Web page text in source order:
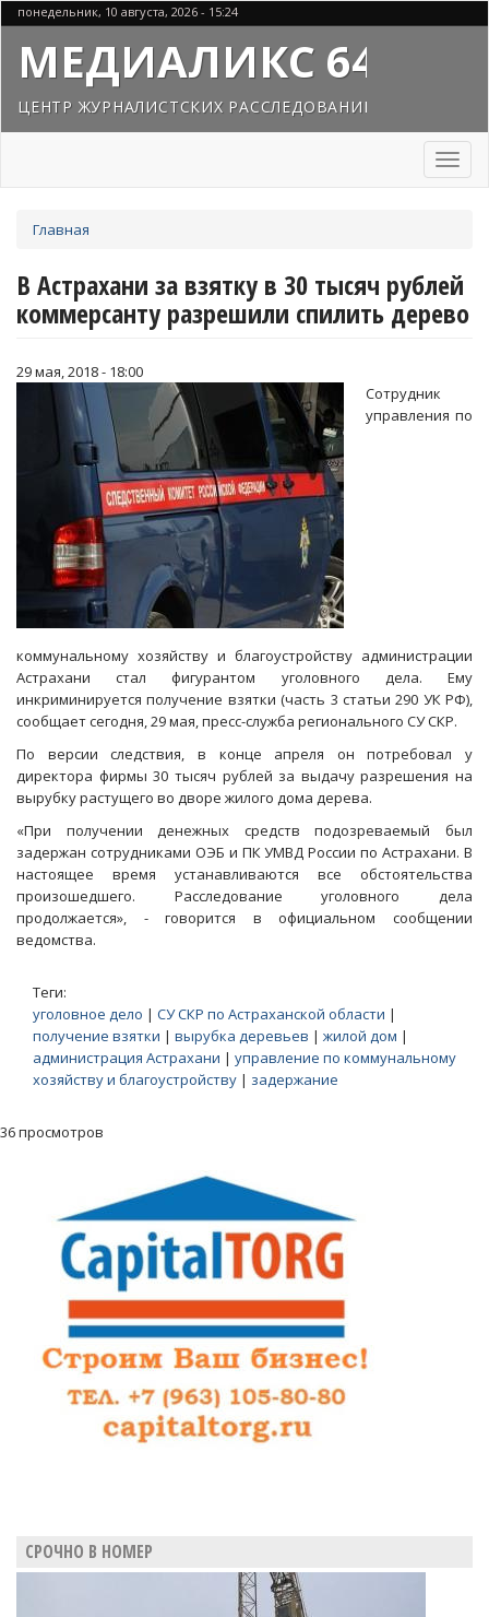
Перейти
к
основному
содержанию
понедельник, 10 августа, 2026 - 15:24
МЕДИАЛИКС 64
ЦЕНТР ЖУРНАЛИСТСКИХ РАССЛЕДОВАНИЙ
Toggle
здесь
Главная
В Астрахани за взятку в 30 тысяч рублей
коммерсанту разрешили спилить дерево
29 мая, 2018 - 18:00
Сотрудник
управления по
коммунальному хозяйству и благоустройству администрации
Астрахани стал фигурантом уголовного дела. Ему
инкриминируется получение взятки (часть 3 статьи 290 УК РФ),
сообщает сегодня, 29 мая, пресс-служба регионального СУ СКР.
По версии следствия, в конце апреля он потребовал у
директора фирмы 30 тысяч рублей за выдачу разрешения на
вырубку растущего во дворе жилого дома дерева.
«При получении денежных средств подозреваемый был
задержан сотрудниками ОЭБ и ПК УМВД России по Астрахани. В
настоящее время устанавливаются все обстоятельства
произошедшего. Расследование уголовного дела
продолжается», - говорится в официальном сообщении
ведомства.
Теги:
уголовное дело | СУ СКР по Астраханской области |
получение взятки | вырубка деревьев | жилой дом |
администрация Астрахани | управление по коммунальному
хозяйству и благоустройству | задержание
36 просмотров
СРОЧНО В НОМЕР